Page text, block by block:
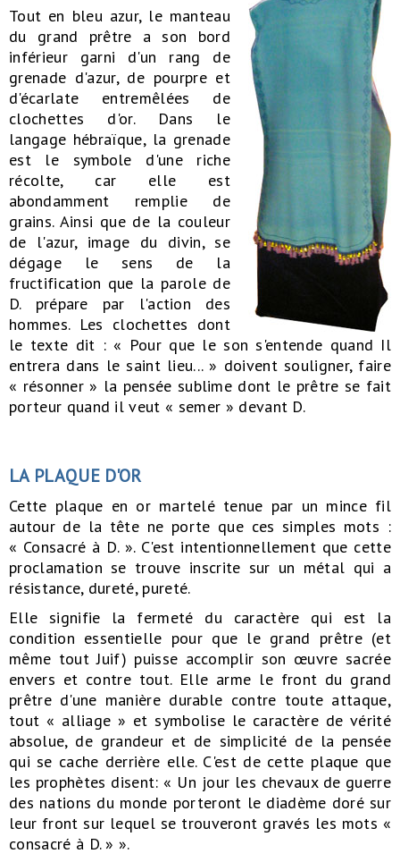
Tout en bleu azur, le manteau
du grand prêtre a son bord
inférieur garni d'un rang de
grenade d'azur, de pourpre et
d'écarlate entremêlées de
clochettes d'or. Dans le
langage hébraïque, la grenade
est le symbole d'une riche
récolte, car elle est
abondamment remplie de
grains. Ainsi que de la couleur
de l'azur, image du divin, se
dégage le sens de la
fructification que la parole de
D. prépare par l'action des
hommes. Les clochettes dont
le texte dit : « Pour que le son s'entende quand Il
entrera dans le saint lieu... » doivent souligner, faire
« résonner » la pensée sublime dont le prêtre se fait
porteur quand il veut « semer » devant D.
LA PLAQUE D'OR
Cette plaque en or martelé tenue par un mince fil
autour de la tête ne porte que ces simples mots :
« Consacré à D. ». C'est intentionnellement que cette
proclamation se trouve inscrite sur un métal qui a
résistance, dureté, pureté.
Elle signifie la fermeté du caractère qui est la
condition essentielle pour que le grand prêtre (et
même tout Juif) puisse accomplir son œuvre sacrée
envers et contre tout. Elle arme le front du grand
prêtre d'une manière durable contre toute attaque,
tout « alliage » et symbolise le caractère de vérité
absolue, de grandeur et de simplicité de la pensée
qui se cache derrière elle. C'est de cette plaque que
les prophètes disent: « Un jour les chevaux de guerre
des nations du monde porteront le diadème doré sur
leur front sur lequel se trouveront gravés les mots «
consacré à D. » ».